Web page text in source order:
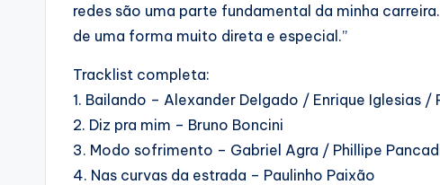
redes são uma parte fundamental da minha
de uma forma muito direta e especial.”
Tracklist completa:
1. Bailando – Alexander Delgado / Enrique Iglesias /
2. Diz pra mim – Bruno Boncini
3. Modo sofrimento – Gabriel Agra / Phillipe
4. Nas curvas da estrada – Paulinho Paixão